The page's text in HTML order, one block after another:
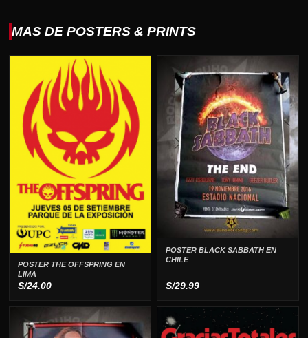
MAS DE POSTERS & PRINTS
POSTER THE OFFSPRING EN
LIMA
S/24.00
POSTER BLACK SABBATH EN
CHILE
S/29.99